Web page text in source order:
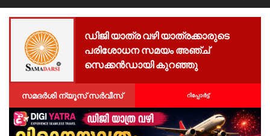
ഡിജി യാത്ര വഴി യാത്രക്കാരുടെ
പരിശോധന സമയം അഞ്ച്
സെക്കൻഡായി കുറഞ്ഞു
സമദർശി ന്യൂസ് സർവീസ് റിപ്പോര്‍ട്ട്